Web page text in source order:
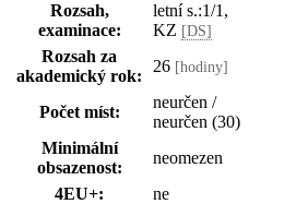
Rozsah,
examinace:
letní s.:1/1,
KZ [DS]
Rozsah za
akademický rok:
26 [hodiny]
Počet míst:
neurčen /
neurčen (30)
Minimální
obsazenost:
neomezen
4EU+:
ne